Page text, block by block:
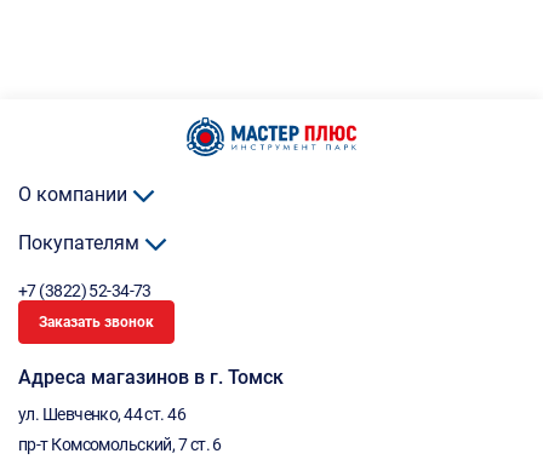
О компании
Покупателям
+7 (3822) 52-34-73
Заказать звонок
Адреса магазинов в г. Томск
ул. Шевченко, 44 ст. 46
пр-т Комсомольский, 7 ст. 6